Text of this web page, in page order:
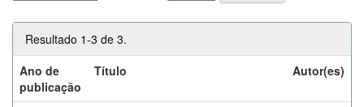
Resultado 1-3 de 3.
Ano de
publicação
Título Autor(es)